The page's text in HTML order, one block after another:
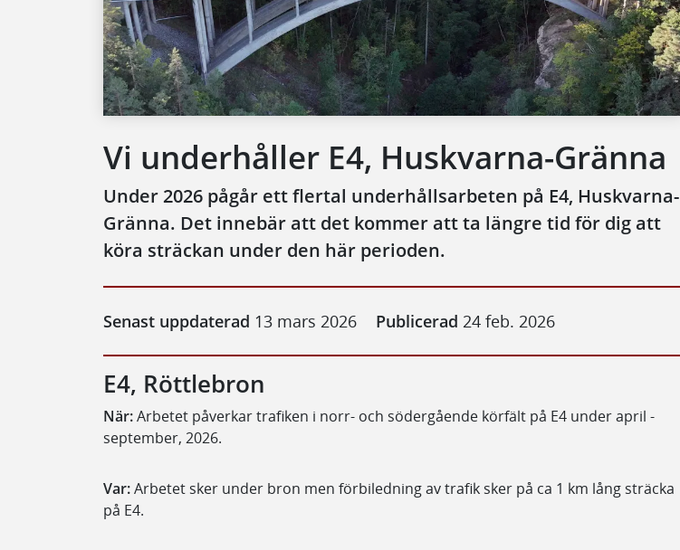
Vi underhåller E4, Huskvarna-Gränna
Under 2026 pågår ett flertal underhållsarbeten på E4, Huskvarna-
Gränna. Det innebär att det kommer att ta längre tid för dig att
köra sträckan under den här perioden.
Senast uppdaterad 13 mars 2026 Publicerad 24 feb. 2026
E4, Röttlebron
När:Arbetet påverkar trafiken i norr- och södergående körfält på E4 under april -
september, 2026.
Var:Arbetet sker under bron men förbiledning av trafik sker på ca 1 km lång sträcka
på E4.